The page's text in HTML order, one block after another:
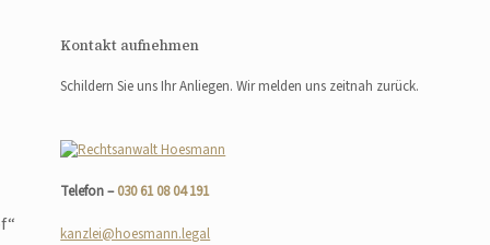
Kontakt aufnehmen
Schildern Sie uns Ihr Anliegen. Wir melden uns zeitnah zurück.
Telefon –030 61 08 04 191
kanzlei@hoesmann.legal